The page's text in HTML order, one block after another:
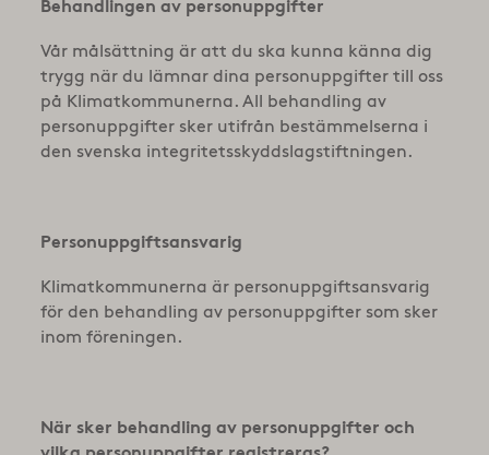
Behandlingen av personuppgifter
Vår målsättning är att du ska kunna känna dig
trygg när du lämnar dina personuppgifter till oss
på Klimatkommunerna. All behandling av
personuppgifter sker utifrån bestämmelserna i
den svenska integritetsskyddslagstiftningen.
Personuppgiftsansvarig
Klimatkommunerna är personuppgiftsansvarig
för den behandling av personuppgifter som sker
inom föreningen.
När sker behandling av personuppgifter och